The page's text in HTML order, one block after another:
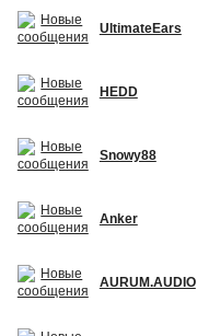
UltimateEars
HEDD
Snowy88
Anker
AURUM.AUDIO